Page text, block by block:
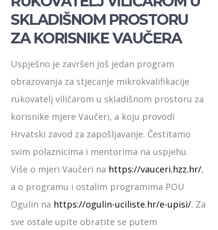
SKLADIŠNOM PROSTORU
ZA KORISNIKE VAUČERA
Uspješno je završen još jedan program
obrazovanja za stjecanje mikrokvalifikacije
rukovatelj viličarom u skladišnom prostoru za
korisnike mjere Vaučeri, a koju provodi
Hrvatski zavod za zapošljavanje. Čestitamo
svim polaznicima i mentorima na uspjehu.
Više o mjeri Vaučeri na https://vauceri.hzz.hr/,
a o programu i ostalim programima POU
Ogulin na https://ogulin-uciliste.hr/e-upisi/. Za
sve ostale upite obratite se putem